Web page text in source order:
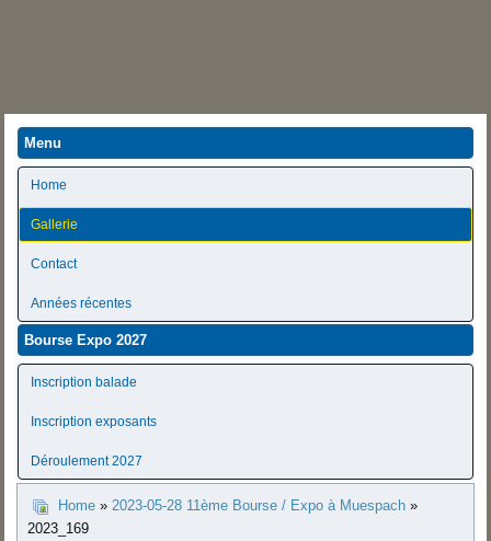
Menu
Home
Gallerie
Contact
Années récentes
Bourse Expo 2027
Inscription balade
Inscription exposants
Déroulement 2027
Home »2023-05-28 11ème Bourse / Expo à Muespach »
2023_169